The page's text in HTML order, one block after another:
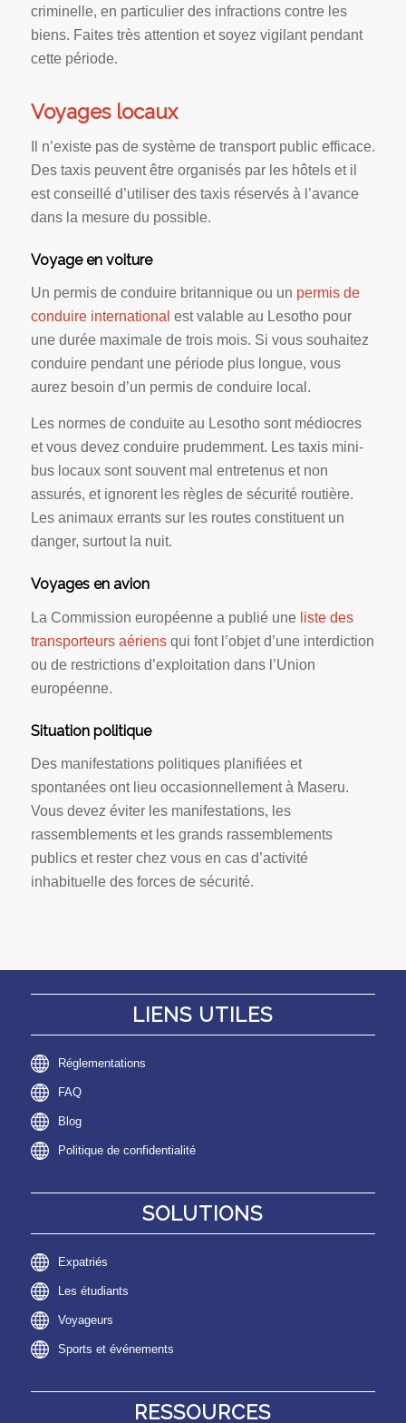
criminelle, en particulier des infractions contre les
biens. Faites très attention et soyez vigilant pendant
cette période.
Voyages locaux
Il n’existe pas de système de transport public efficace.
Des taxis peuvent être organisés par les hôtels et il
est conseillé d’utiliser des taxis réservés à l’avance
dans la mesure du possible.
Voyage en voiture
Un permis de conduire britannique ou un permis de
conduire international est valable au Lesotho pour
une durée maximale de trois mois. Si vous souhaitez
conduire pendant une période plus longue, vous
aurez besoin d’un permis de conduire local.
Les normes de conduite au Lesotho sont médiocres
et vous devez conduire prudemment. Les taxis mini-
bus locaux sont souvent mal entretenus et non
assurés, et ignorent les règles de sécurité routière.
Les animaux errants sur les routes constituent un
danger, surtout la nuit.
Voyages en avion
La Commission européenne a publié une liste des
transporteurs aériensqui font l’objet d’une interdiction
ou de restrictions d’exploitation dans l’Union
européenne.
Situation politique
Des manifestations politiques planifiées et
spontanées ont lieu occasionnellement à Maseru.
Vous devez éviter les manifestations, les
rassemblements et les grands rassemblements
publics et rester chez vous en cas d’activité
inhabituelle des forces de sécurité.
LIENS UTILES
Réglementations
FAQ
Blog
Politique de confidentialité
SOLUTIONS
Expatriés
Les étudiants
Voyageurs
Sports et événements
RESSOURCES